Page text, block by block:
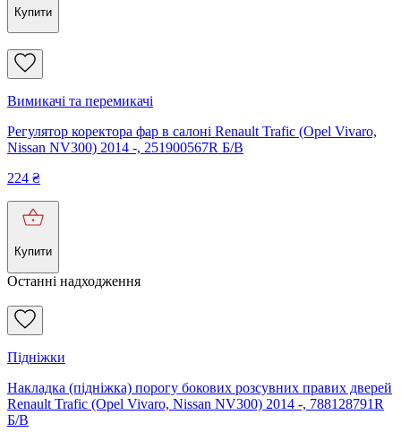
Купити
Вимикачі та перемикачі
Регулятор коректора фар в салоні Renault Trafic (Opel Vivaro,
Nissan NV300) 2014 -, 251900567R Б/В
224 ₴
Купити
Останні надходження
Підніжки
Накладка (підніжка) порогу бокових розсувних правих дверей
Renault Trafic (Opel Vivaro, Nissan NV300) 2014 -, 788128791R
Б/В